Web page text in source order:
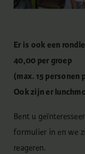
Er is ook een
40,00 per groep
(max. 15 personen
Ook zijn er
Bent u
formulier in en we
reageren.